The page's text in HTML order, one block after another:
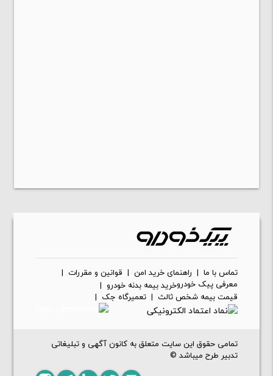
تماس با ما| راهنمای خرید امن| قوانین و مقررات|
معرفی پیک خودروخرید بیمه بدنه خودرو|
قیمت بیمه شخص ثالث| تعمیرگاه جک |
تمامی حقوق این سایت متعلق به کانون آگهی و تبلیغاتی
تدبیر طرح میباشد ©